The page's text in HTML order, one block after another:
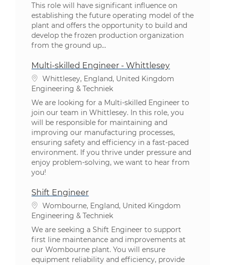
This role will have significant influence on
establishing the future operating model of the
plant and offers the opportunity to build and
develop the frozen production organization
from the ground up...
Multi-skilled Engineer - Whittlesey
PlaatsWhittlesey, England, United Kingdom
Categorie
Engineering & Techniek
We are looking for a Multi-skilled Engineer to
join our team in Whittlesey. In this role, you
will be responsible for maintaining and
improving our manufacturing processes,
ensuring safety and efficiency in a fast-paced
environment. If you thrive under pressure and
enjoy problem-solving, we want to hear from
you!
Shift Engineer
PlaatsWombourne, England, United Kingdom
Categorie
Engineering & Techniek
We are seeking a Shift Engineer to support
first line maintenance and improvements at
our Wombourne plant. You will ensure
equipment reliability and efficiency, provide